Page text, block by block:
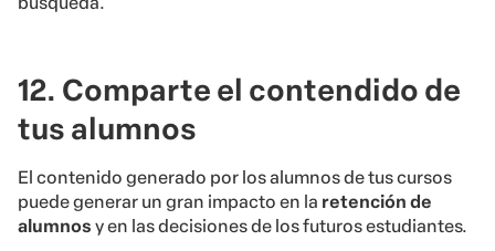
12. Comparte el contendido de
tus alumnos
El contenido generado por los alumnos de tus cursos
puede generar un gran impacto en la retención de
alumnos y en las decisiones de los futuros estudiantes.